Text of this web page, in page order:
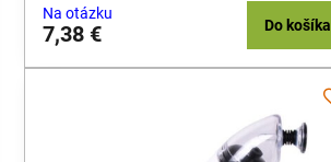
Na otázku
7,38 € Do košíka